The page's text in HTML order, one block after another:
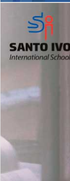
Matrículas Abertas
2º AO